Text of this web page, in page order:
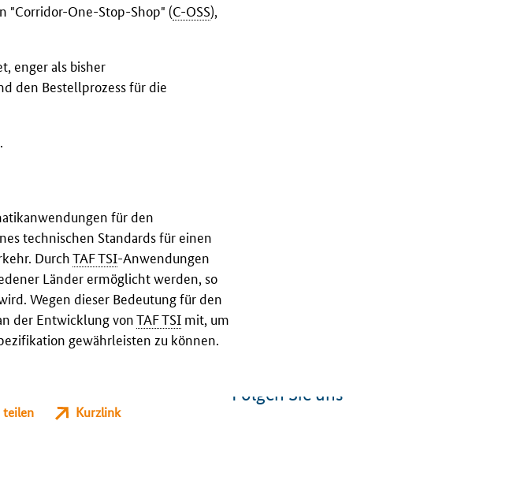
"Corridor-One-Stop-Shop" (C-OSS),
enger als bisher
den Bestellprozess für die
.
für den
technischen Standards für einen
DurchTAF TSI-Anwendungen
Länder ermöglicht werden, so
Wegen dieser Bedeutung für den
der Entwicklung vonTAF TSI mit, um
gewährleisten zu können.
teilen Kurzlink
Folgen Sie uns